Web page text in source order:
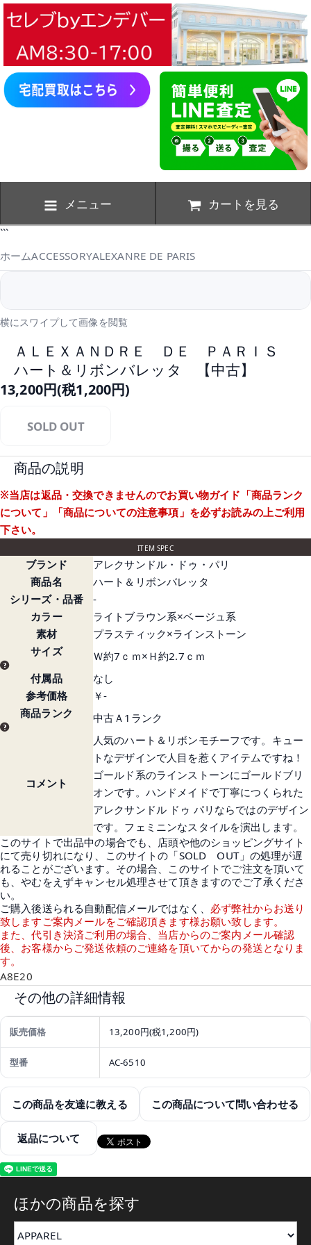
メニュー カートを見る
```
ホームACCESSORYALEXANRE DE PARIS
横にスワイプして画像を閲覧
ＡＬＥＸＡＮＤＲＥ ＤＥ ＰＡＲＩＳ
ハート＆リボンバレッタ 【中古】
13,200円(税1,200円)
SOLD OUT
商品の説明
※当店は返品・交換できませんのでお買い物ガイド 「商品ランク
について」
「商品についての注意事項」 を必ずお読みの上ご利用
下さい。
ITEM SPEC
ブランド
アレクサンドル・ドゥ・パリ
商品名
ハート＆リボンバレッタ
シリーズ・品番
-
カラー
ライトブラウン系×ベージュ系
素材
プラスティック×ラインストーン
サイズ
Ｗ約7ｃｍ×Ｈ約2.7ｃｍ
付属品
なし
参考価格
￥-
商品ランク
中古Ａ1ランク
コメント
人気のハート＆リボンモチーフです。キュー
トなデザインで人目を惹くアイテムですね！
ゴールド系のラインストーンにゴールドブリ
オンです。ハンドメイドで丁寧につくられた
アレクサンドル ドゥ パリならではのデザイン
です。フェミニンなスタイルを演出します。
このサイトで出品中の場合でも、店頭や他のショッピングサイト
にて売り切れになり、このサイトの「SOLD OUT」の処理が遅
れることがございます。その場合、このサイトでご注文を頂いて
も、やむをえずキャンセル処理させて頂きますのでご了承くださ
い。
ご購入後送られる自動配信メールではなく、 必ず弊社からお送り
致しますご案内メールをご確認頂きます様お願い致します。
また、代引き決済ご利用の場合、当店からのご案内メール確認
後、お客様からご発送依頼のご連絡を頂いてからの発送となりま
す。
A8E20
その他の詳細情報
販売価格 13,200円(税1,200円)
型番 AC-6510
この商品を友達に教える この商品について問い合わせる
返品について
ほかの商品を探す